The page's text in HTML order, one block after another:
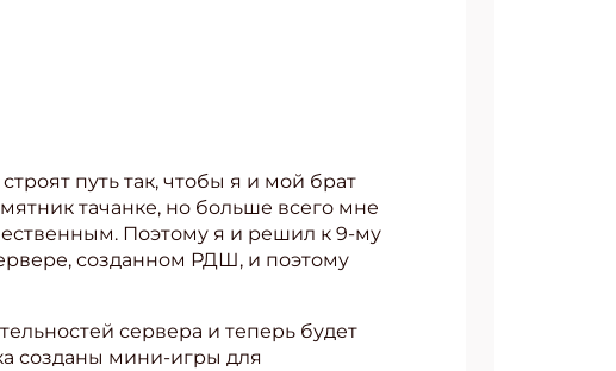
путь так, чтобы я и мой брат
тачанке, но больше всего мне
Поэтому я и решил к 9-му
созданном РДШ, и поэтому
сервера и теперь будет
созданы мини-игры для